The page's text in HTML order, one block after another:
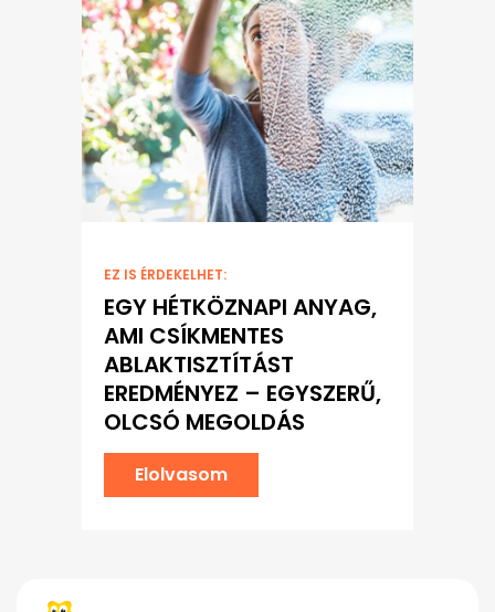
EZ IS ÉRDEKELHET:
EGY HÉTKÖZNAPI ANYAG,
AMI CSÍKMENTES
ABLAKTISZTÍTÁST
EREDMÉNYEZ – EGYSZERŰ,
OLCSÓ MEGOLDÁS
Elolvasom